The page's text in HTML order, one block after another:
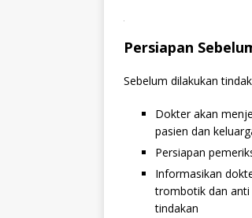
Persiapan
Sebelum dilakukan
Dokter akan
pasien dan
Persiapan
Informasikan
trombotik dan anti
tindakan